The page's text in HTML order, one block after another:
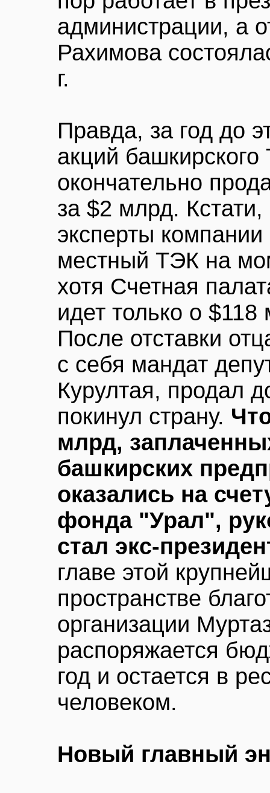
администрации, а
Рахимова
г.
Правда, за год до
акций
окончательно
за $2 млрд.
эксперты
местный ТЭК на
хотя Счетная
идет только о $118
После отставки
с себя мандат
Курултая, продал
покинул страну.
млрд,
башкирских
оказались на
фонда "Урал",
стал экс-
главе этой
пространстве
организации
распоряжается
год и остается в
человеком.
Новый главный